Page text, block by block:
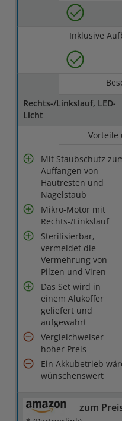
Inklusive
Rechts-/Linkslauf, LED-
Licht
Vorteile
Mit Staubschutz
Auffangen von
Hautresten und
Nagelstaub
Mikro-Motor mit
Rechts-/Linkslauf
Sterilisierbar,
vermeidet die
Vermehrung von
Pilzen und Viren
Das Set wird in
einem Alukoffer
geliefert und
aufgewahrt
Vergleichweiser
hoher Preis
Ein Akkubetrieb
wünschenswert
zum